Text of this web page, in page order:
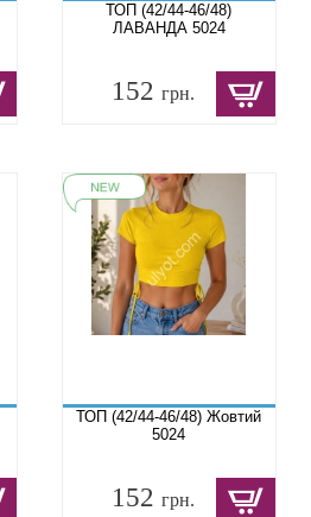
ТОП (42/44-46/48)
ЛАВАНДА 5024
152грн.
ТОП (42/44-46/48) Жовтий
5024
152грн.